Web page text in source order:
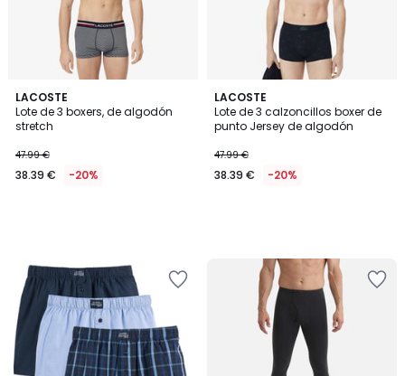
LACOSTE
Lote de 3 boxers, de algodón
stretch
47.99 €
38.39 € -20%
LACOSTE
Lote de 3 calzoncillos boxer de
punto Jersey de algodón
47.99 €
38.39 € -20%